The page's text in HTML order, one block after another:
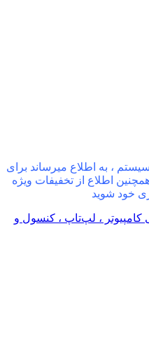
، به اطلاع میرساند برای
اطلاع از تخفیفات ویژه
خود شوید